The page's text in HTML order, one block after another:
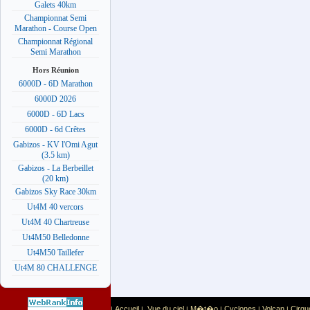
Galets 40km
Championnat Semi
Marathon - Course Open
Championnat Régional
Semi Marathon
Hors Réunion
6000D - 6D Marathon
6000D 2026
6000D - 6D Lacs
6000D - 6d Crêtes
Gabizos - KV l'Omi Agut
(3.5 km)
Gabizos - La Berbeillet
(20 km)
Gabizos Sky Race 30km
Ut4M 40 vercors
Ut4M 40 Chartreuse
Ut4M50 Belledonne
Ut4M50 Taillefer
Ut4M 80 CHALLENGE